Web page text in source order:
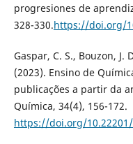
progresiones de
328-330.https://doi.org/
Gaspar, C. S., Bouzon, J.
(2023). Ensino de
publicações a partir da
Química, 34(4), 156-172.
https://doi.org/10.22201/